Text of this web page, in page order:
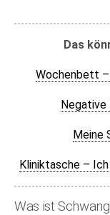
Das
Wochenbett –
Negative
Meine
Kliniktasche –
Was ist